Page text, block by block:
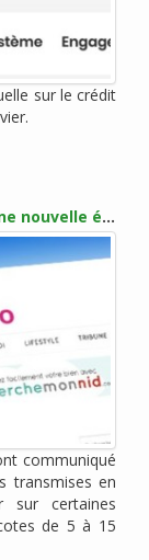
sur le crédit
Les bons dossiers peuvent profiter d'une nouvelle érosion des taux en mars
communiqué
transmises en
sur certaines
de 5 à 15